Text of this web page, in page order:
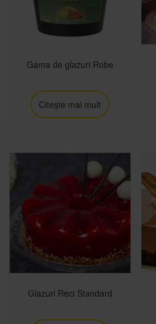
Gama de glazuri Robe
Citește mai mult
Glazuri Reci Standard